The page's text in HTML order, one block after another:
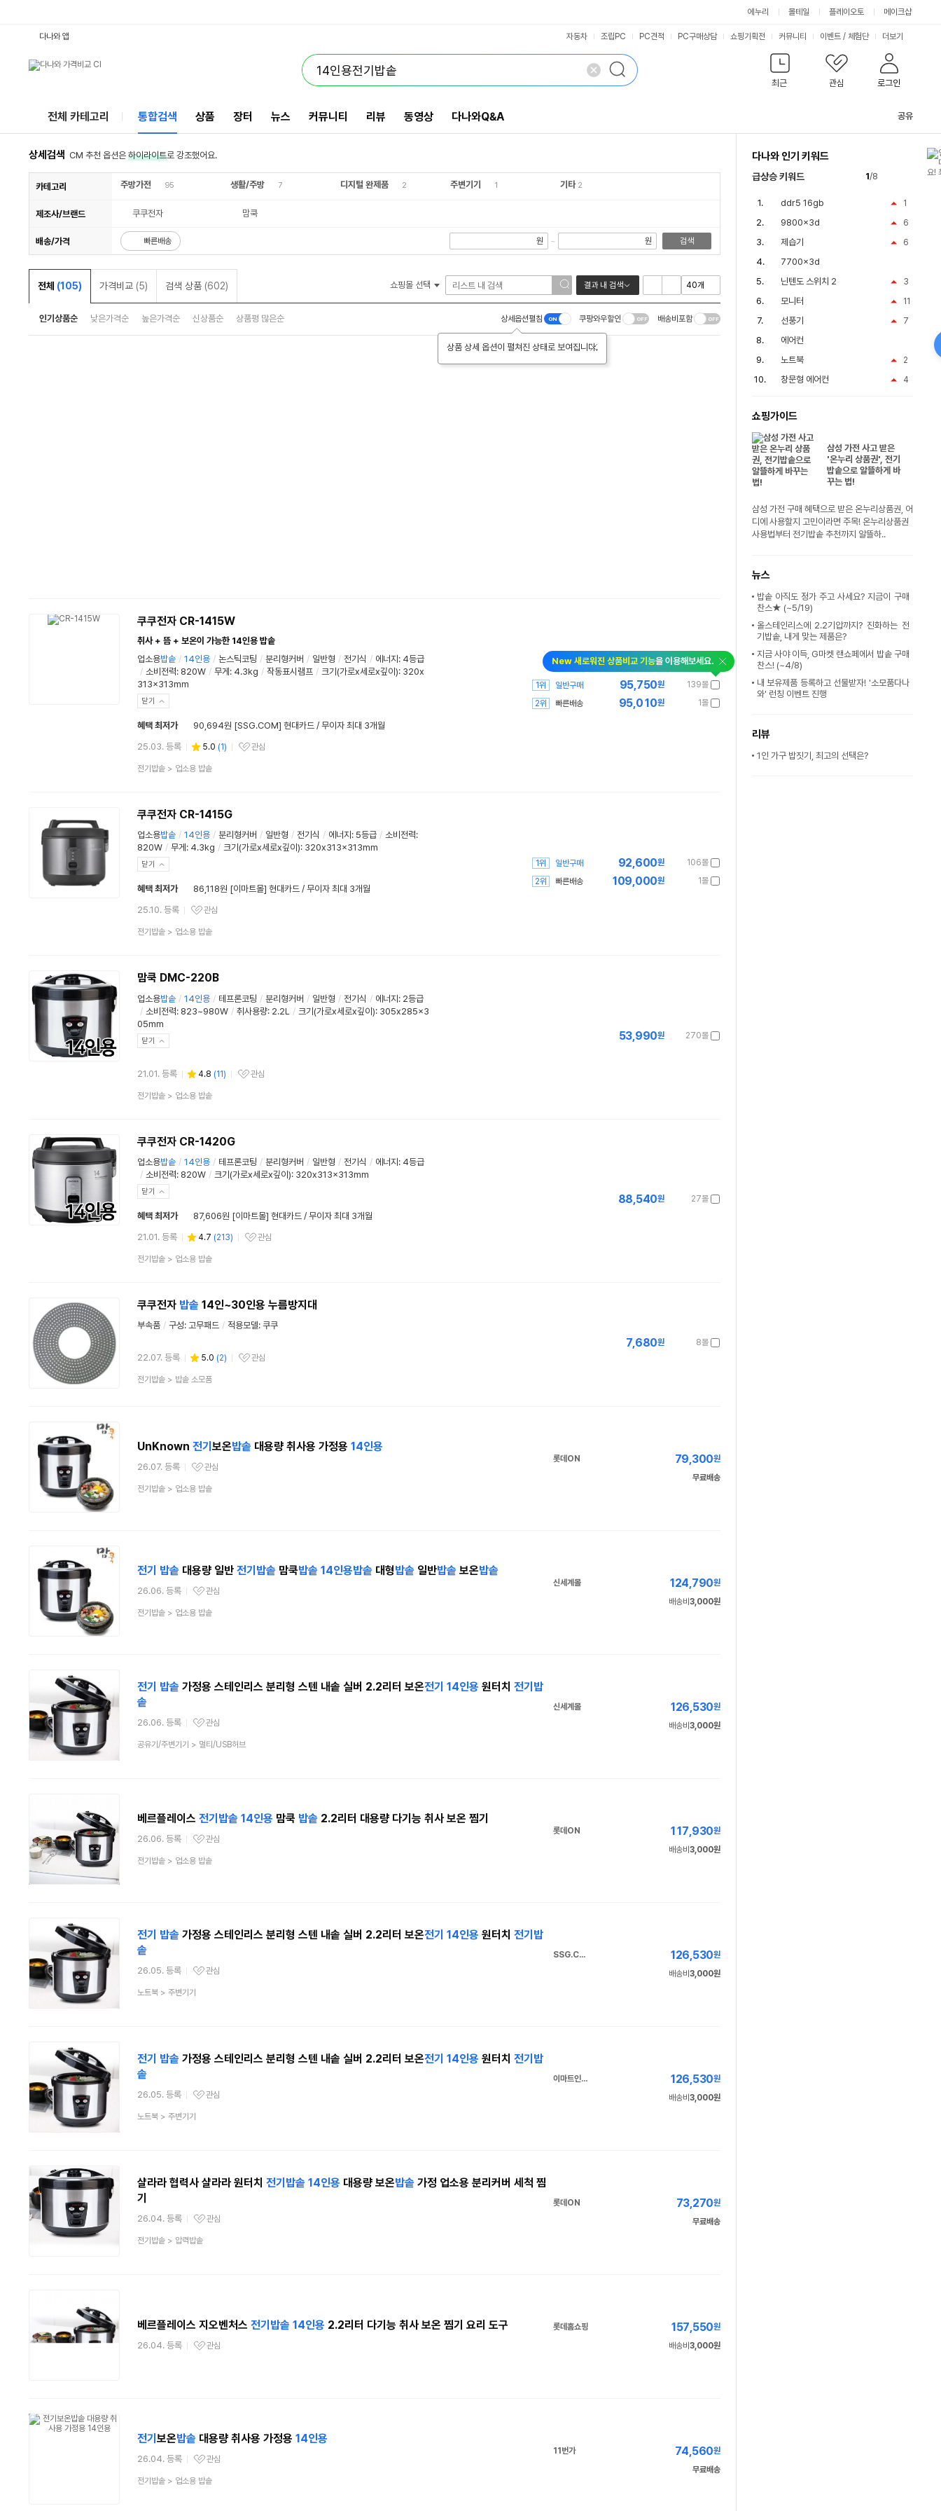
에누리 몰테일 플레이오토 메이크샵
최근 관심 로그인
다나와 앱 자동차 조립PC PC견적 PC구매상담 쇼핑기획전 커뮤니티 이벤트 / 체험단 더보기
전체 카테고리 통합검색 상품 장터 뉴스 커뮤니티 리뷰 동영상 다나와Q&A 공유
상세검색 CM 추천 옵션은 하이라이트로 강조했어요.
카테고리 주방가전 95 생활/주방 7 디지털 완제품 2 주변기기 1 기타 2
제조사/브랜드 쿠쿠전자 맘쿡
배송/가격 빠른배송 원 ~ 원 검색
전체 (105) 가격비교 (5) 검색 상품 (602) 쇼핑몰 선택 결과 내 검색
인기상품순 낮은가격순 높은가격순 신상품순 상품평 많은순 상세옵션펼침
상품 상세 옵션이 펼쳐진 상태로 보여집니다.
쿠팡와우할인 배송비포함
쿠쿠전자 CR-1415W
취사 + 뜸 + 보온이 가능한 14인용 밥솥
업소용밥솥 / 14인용 / 논스틱코팅 / 분리형커버 / 일반형 / 전기식 / 에너지 : 4등급
/ 소비전력: 820W / 무게 : 4.3kg / 작동표시램프 / 크기(가로x세로x깊이): 320x
313x313mm
닫기
혜택 최저가
90,694원 [SSG.COM] 현대카드 / 무이자 최대 3개월
25.03. 등록
5.0 (1)
관심상품
관심
상
전기밥솥> 업소용 밥솥
New 새로워진 상품비교 기능을 이용해보세요.
139몰
95,750원
1위
일반구매
1몰
95,010원
2위 빠른배송
쿠쿠전자 CR-1415G
업소용밥솥 / 14인용 / 분리형커버 / 일반형 / 전기식 / 에너지 : 5등급 / 소비전력:
820W / 무게 : 4.3kg / 크기(가로x세로x깊이): 320x313x313mm
닫기
혜택 최저가
86,118원 [이마트몰] 현대카드 / 무이자 최대 3개월
25.10. 등록
관심상품
관심
상
전기밥솥> 업소용 밥솥
106몰
92,600원
1위
일반구매
1몰
109,000원
2위 빠른배송
맘쿡 DMC-220B
업소용밥솥 / 14인용 / 테프론코팅 / 분리형커버 / 일반형 / 전기식 / 에너지 : 2등급
/ 소비전력: 823~980W / 취사용량: 2.2L / 크기(가로x세로x깊이): 305x285x3
05mm
닫기
21.01. 등록 4.8 (11)
관심상품
관심
상
전기밥솥> 업소용 밥솥
270몰
53,990원
쿠쿠전자 CR-1420G
업소용밥솥 / 14인용 / 테프론코팅 / 분리형커버 / 일반형 / 전기식 / 에너지 : 4등급
/ 소비전력: 820W / 크기(가로x세로x깊이): 320x313x313mm
닫기
혜택 최저가
87,606원 [이마트몰] 현대카드 / 무이자 최대 3개월
21.01. 등록
4.7 (213)
관심상품
관심
상
전기밥솥> 업소용 밥솥
27몰
88,540원
쿠쿠전자 밥솥 14인~30인용 누름방지대
부속품 / 구성: 고무패드 / 적용모델: 쿠쿠
22.07. 등록 5.0 (2)
관심상품
관심
상
전기밥솥> 밥솥 소모품
8몰
7,680원
UnKnown 전기 보온밥솥 대용량 취사용 가정용 14인용
26.07. 등록
관심상품
관심
상
전기밥솥> 업소용 밥솥
롯데ON 79,300원
무료배송
전기 밥솥 대용량 일반 전기 밥솥 맘쿡밥솥 14인용밥솥 대형밥솥 일반밥솥 보온밥솥
26.06. 등록
관심상품
관심
상
전기밥솥> 업소용 밥솥
신세계몰 124,790원
배송비 3,000원
전기 밥솥 가정용 스테인리스 분리형 스텐 내솥 실버 2.2리터 보온전기 14인용 원터치 전기 밥
솥
26.06. 등록
관심상품
관심
상
공유기/주변기기 > 멀티/USB허브
신세계몰 126,530원
배송비 3,000원
베르플레이스 전기 밥솥 14인용 맘쿡 밥솥 2.2리터 대용량 다기능 취사 보온 찜기
26.06. 등록
관심상품
관심
상
전기밥솥> 업소용 밥솥
롯데ON 117,930원
배송비 3,000원
전기 밥솥 가정용 스테인리스 분리형 스텐 내솥 실버 2.2리터 보온전기 14인용 원터치 전기 밥
솥
26.05. 등록
관심상품
관심
상
노트북> 주변기기
SSG.COM 126,530원
배송비 3,000원
전기 밥솥 가정용 스테인리스 분리형 스텐 내솥 실버 2.2리터 보온전기 14인용 원터치 전기 밥
솥
26.05. 등록
관심상품
관심
상
노트북> 주변기기
이마트인터넷쇼핑몰 126,530원
배송비 3,000원
샬라라 협력사 샬라라 원터치 전기 밥솥 14인용 대용량 보온밥솥 가정 업소용 분리커버 세척 찜
기
26.04. 등록
관심상품
관심
상
전기밥솥> 압력밥솥
롯데ON 73,270원
무료배송
베르플레이스 지오벤처스 전기 밥솥 14인용 2.2리터 다기능 취사 보온 찜기 요리 도구
26.04. 등록
관심상품
관심
롯데홈쇼핑 157,550원
배송비 3,000원
전기 보온밥솥 대용량 취사용 가정용 14인용
26.04. 등록
관심상품
관심
상
전기밥솥> 업소용 밥솥
11번가 74,560원
무료배송
다나와 인기 키워드
급상승 키워드 1/8
1
ddr5 16gb
6
9800x3d
6
제습기
7700x3d
3
닌텐도 스위치 2
11
모니터
7
선풍기
에어컨
2
노트북
4
창문형 에어컨
쇼핑가이드
삼성 가전 사고 받은
'온누리 상품권', 전기
밥솥으로 알뜰하게 바
꾸는 법!
삼성 가전 구매 혜택으로 받은 온누리상품권, 어
디에 사용할지 고민이라면 주목! 온누리상품권
사용법부터 전기밥솥 추천까지 알뜰하..
뉴스
밥솥 아직도 정가 주고 사세요? 지금이 구매
찬스★ (~5/19)
올스테인리스에 2.2기압까지? 진화하는 전
기밥솥, 내게 맞는 제품은?
지금 사야 이득, G마켓 랜쇼페에서 밥솥 구매
찬스! (~4/8)
내 보유제품 등록하고 선물받자! '소모품다나
와' 런칭 이벤트 진행
리뷰
1인 가구 밥짓기, 최고의 선택은?